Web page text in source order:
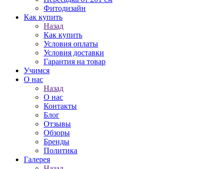
Фитодизайн
Как купить
Назад
Как купить
Условия оплаты
Условия доставки
Гарантия на товар
Учимся
О нас
Назад
О нас
Контакты
Блог
Отзывы
Обзоры
Бренды
Политика
Галерея